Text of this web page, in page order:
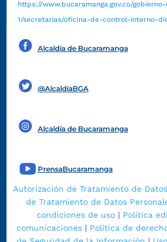
https://www.bucaramanga.gov.co/
1/secretarias/oficina-de-control-interno-
Alcaldía de Bucaramanga
@AlcaldíaBGA
Alcaldía de Bucaramanga
PrensaBucaramanga
Autorización de Tratamiento de
de Tratamiento de Datos
condiciones de uso | Política
comunicaciones| Política de